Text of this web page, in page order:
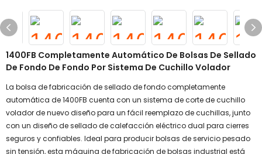
1400FB Completamente Automático De Bolsas De Sellado
De Fondo De Fondo Por Sistema De Cuchillo Volador
La bolsa de fabricación de sellado de fondo completamente
automática de 1400FB cuenta con un sistema de corte de cuchillo
volador de nuevo diseño para un fácil reemplazo de cuchillas, junto
con un diseño de sellado de calefacción eléctrico dual para cierres
seguros y confiables. Ideal para producir bolsas de servicio pesado
sin tensión, esta máquina de fabricación de bolsas industrial está